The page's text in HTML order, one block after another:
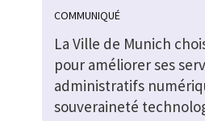
COMMUNIQUÉ
La Ville de Munich
pour améliorer ses
administratifs
souveraineté